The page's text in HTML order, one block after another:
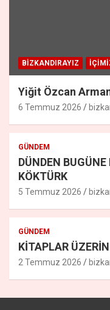
BİZKANDIRAYIZ
Yiğit Özcan
6 Temmuz 2026
GÜNDEM
DÜNDEN
KÖKTÜRK
5 Temmuz 2026
GÜNDEM
KİTAPLAR
2 Temmuz 2026